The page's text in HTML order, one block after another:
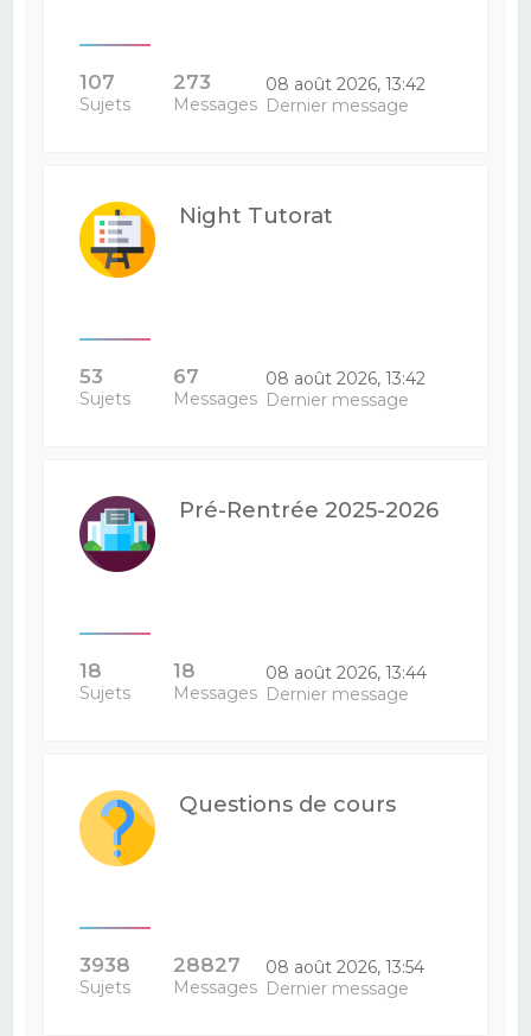
107
Sujets
273
Messages
08 août 2026, 13:42
Dernier message
Night Tutorat
53
Sujets
67
Messages
08 août 2026, 13:42
Dernier message
Pré-Rentrée 2025-2026
18
Sujets
18
Messages
08 août 2026, 13:44
Dernier message
Questions de cours
3938
Sujets
28827
Messages
08 août 2026, 13:54
Dernier message